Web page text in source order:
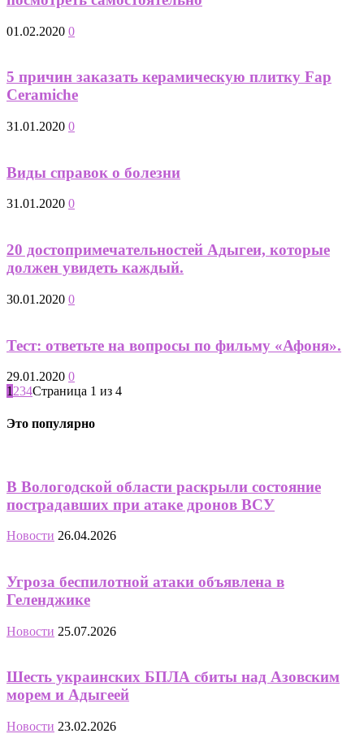
01.02.2020 0
5 причин заказать керамическую плитку Fap
Ceramiche
31.01.2020 0
Виды справок о болезни
31.01.2020 0
20 достопримечательностей Адыгеи, которые
должен увидеть каждый.
30.01.2020 0
Тест: ответьте на вопросы по фильму «Афоня».
29.01.2020 0
1 234Страница 1 из 4
Это популярно
В Вологодской области раскрыли состояние
пострадавших при атаке дронов ВСУ
Новости 26.04.2026
Угроза беспилотной атаки объявлена в
Геленджике
Новости 25.07.2026
Шесть украинских БПЛА сбиты над Азовским
морем и Адыгеей
Новости 23.02.2026